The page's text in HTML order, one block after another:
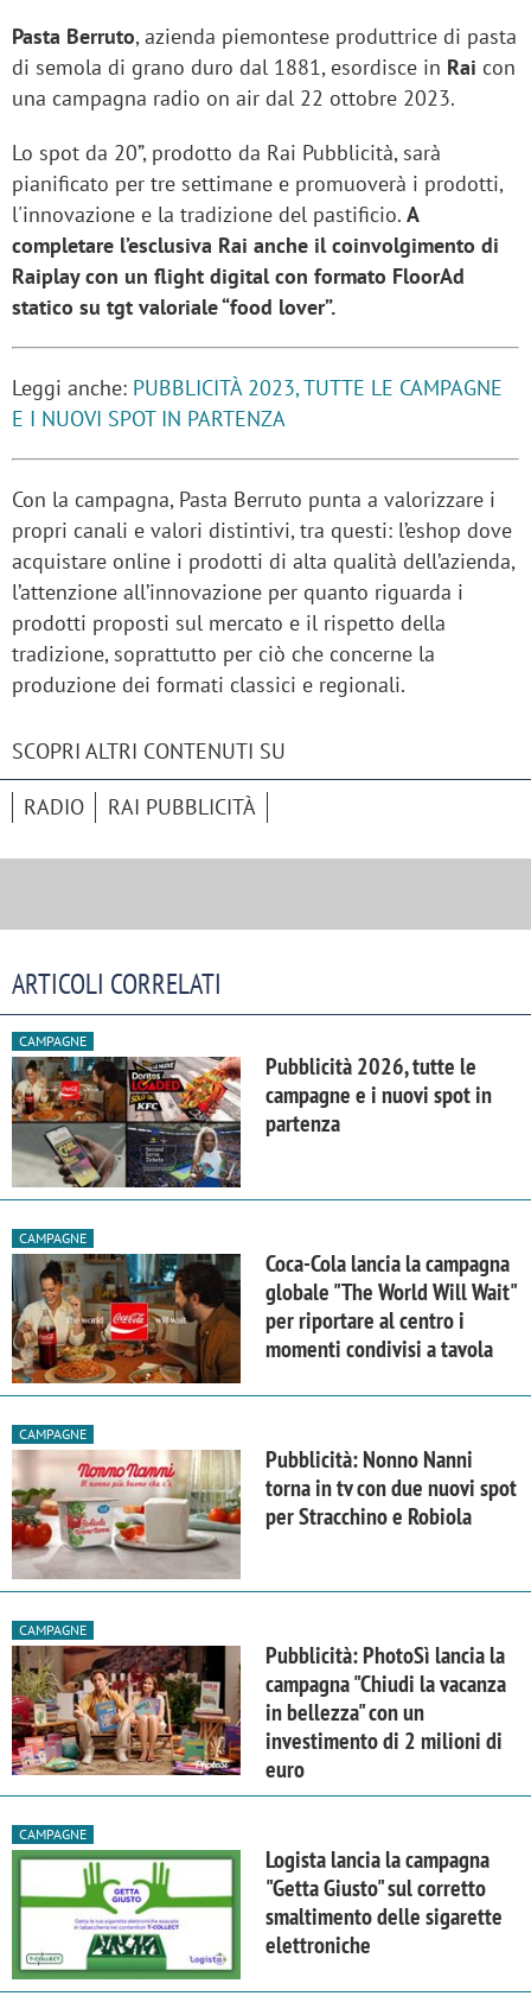
Pasta Berruto, azienda piemontese produttrice di pasta
di semola di grano duro dal 1881, esordisce in Rai con
una campagna radio on air dal 22 ottobre 2023.
Lo spot da 20”, prodotto da Rai Pubblicità, sarà
pianificato per tre settimane e promuoverà i prodotti,
l'innovazione e la tradizione del pastificio. A
completare l’esclusiva Rai anche il coinvolgimento di
Raiplay con un flight digital con formato FloorAd
statico su tgt valoriale “food lover”.
Leggi anche: PUBBLICITÀ 2023, TUTTE LE CAMPAGNE
E I NUOVI SPOT IN PARTENZA
Con la campagna, Pasta Berruto punta a valorizzare i
propri canali e valori distintivi, tra questi: l’eshop dove
acquistare online i prodotti di alta qualità dell’azienda,
l’attenzione all’innovazione per quanto riguarda i
prodotti proposti sul mercato e il rispetto della
tradizione, soprattutto per ciò che concerne la
produzione dei formati classici e regionali.
SCOPRI ALTRI CONTENUTI SU
RADIO RAI PUBBLICITÀ
ARTICOLI CORRELATI
CAMPAGNE
Pubblicità 2026, tutte le
campagne e i nuovi spot in
partenza
CAMPAGNE
Coca-Cola lancia la campagna
globale "The World Will Wait"
per riportare al centro i
momenti condivisi a tavola
CAMPAGNE
Pubblicità: Nonno Nanni
torna in tv con due nuovi spot
per Stracchino e Robiola
CAMPAGNE
Pubblicità: PhotoSì lancia la
campagna "Chiudi la vacanza
in bellezza" con un
investimento di 2 milioni di
euro
CAMPAGNE
Logista lancia la campagna
"Getta Giusto" sul corretto
smaltimento delle sigarette
elettroniche